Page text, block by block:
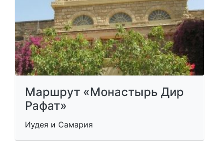
Маршрут «Монастырь Дир
Рафат»
Иудея и Самария